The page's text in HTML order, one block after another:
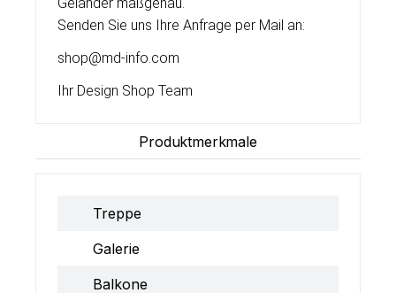
Senden Sie uns Ihre Anfrage per Mail an:
shop@md-info.com
Ihr Design Shop Team
Produktmerkmale
Treppe
Galerie
Balkone